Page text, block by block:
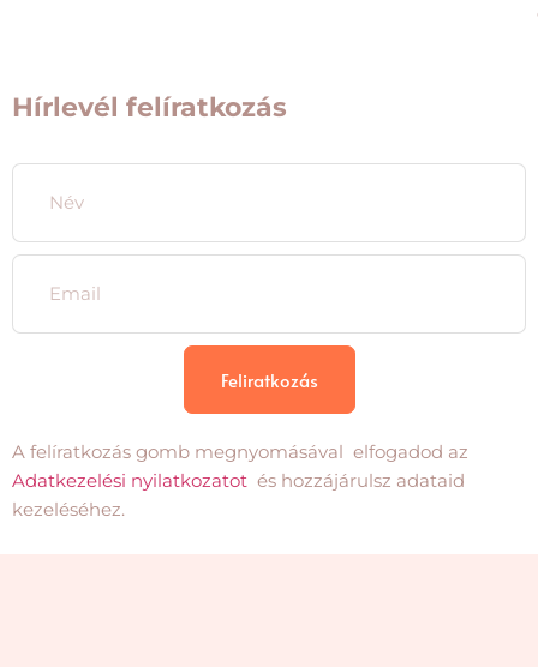
Hírlevél felíratkozás
Feliratkozás
A felíratkozás gomb megnyomásával elfogadod az
Adatkezelési nyilatkozatot és hozzájárulsz adataid
kezeléséhez.